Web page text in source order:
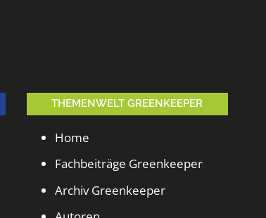
THEMENWELT GREENKEEPER
Home
Fachbeiträge Greenkeeper
Archiv Greenkeeper